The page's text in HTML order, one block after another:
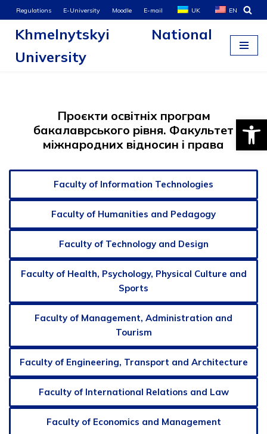
Skip
content
Regulations E-University Moodle E-mail UK EN
Khmelnytskyi National
University
Проєкти освітніх програм
бакалаврського рівня. Факультет
міжнародних відносин і права
Faculty of Information Technologies
Faculty of Humanities and Pedagogy
Faculty of Technology and Design
Faculty of Health, Psychology, Physical Culture and
Sports
Faculty of Management, Administration and
Tourism
Faculty of Engineering, Transport and Architecture
Faculty of International Relations and Law
Faculty of Economics and Management